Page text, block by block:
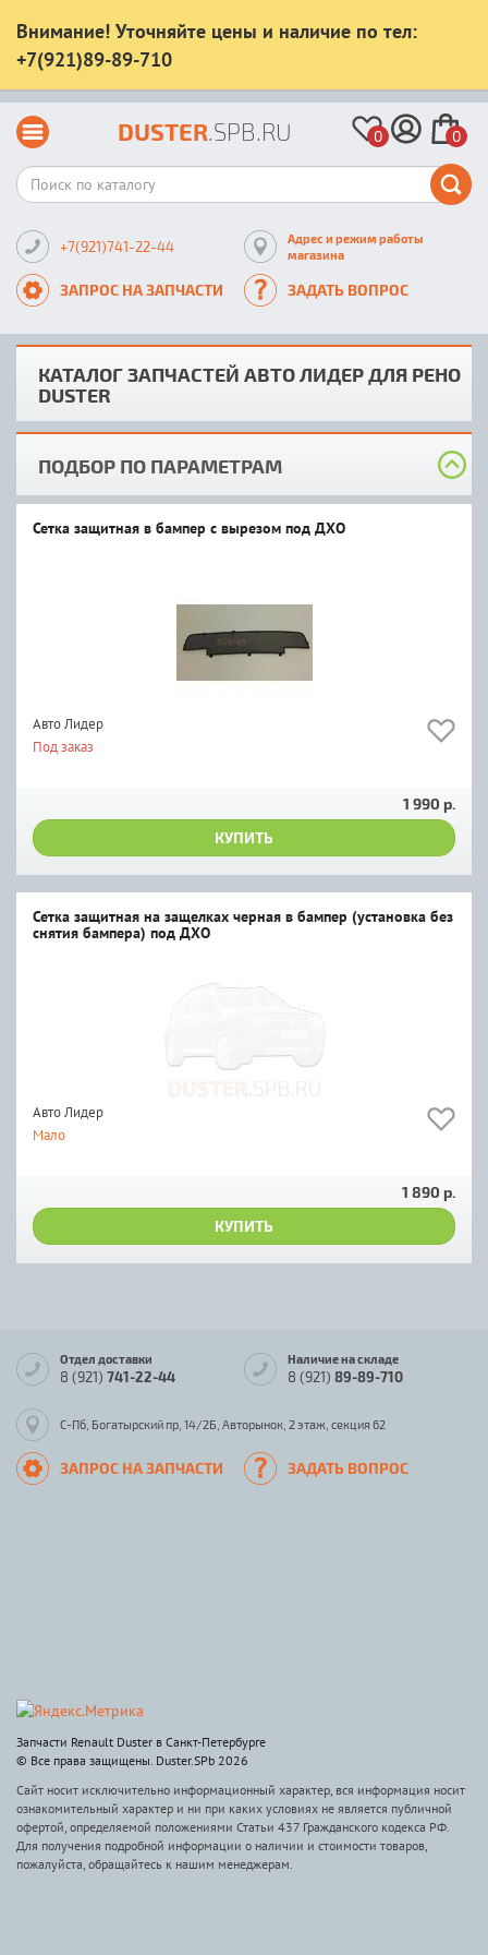
Внимание! Уточняйте цены и наличие по тел:
+7(921)89-89-710
DUSTER.SPB.RU 0 0
+7(921)741-22-44
Адрес и режим работы
магазина
ЗАПРОС НА ЗАПЧАСТИ ЗАДАТЬ ВОПРОС
КАТАЛОГ ЗАПЧАСТЕЙ АВТО ЛИДЕР ДЛЯ РЕНО
DUSTER
ПОДБОР ПО ПАРАМЕТРАМ
Сетка защитная в бампер с вырезом под ДХО
Авто Лидер
Под заказ
1 990 р.
КУПИТЬ
Сетка защитная на защелках черная в бампер (установка без
снятия бампера) под ДХО
Авто Лидер
Мало
1 890 р.
КУПИТЬ
Отдел доставки
8 (921) 741-22-44
Наличие на складе
8 (921) 89-89-710
С-Пб, Богатырский пр, 14/2Б, Авторынок, 2 этаж, секция 62
ЗАПРОС НА ЗАПЧАСТИ ЗАДАТЬ ВОПРОС
Запчасти Renault Duster в Санкт-Петербурге
© Все права защищены. Duster.SPb 2026
Сайт носит исключительно информационный характер, вся информация носит
ознакомительный характер и ни при каких условиях не является публичной
офертой, определяемой положениями Статьи 437 Гражданского кодекса РФ.
Для получения подробной информации о наличии и стоимости товаров,
пожалуйста, обращайтесь к нашим менеджерам.